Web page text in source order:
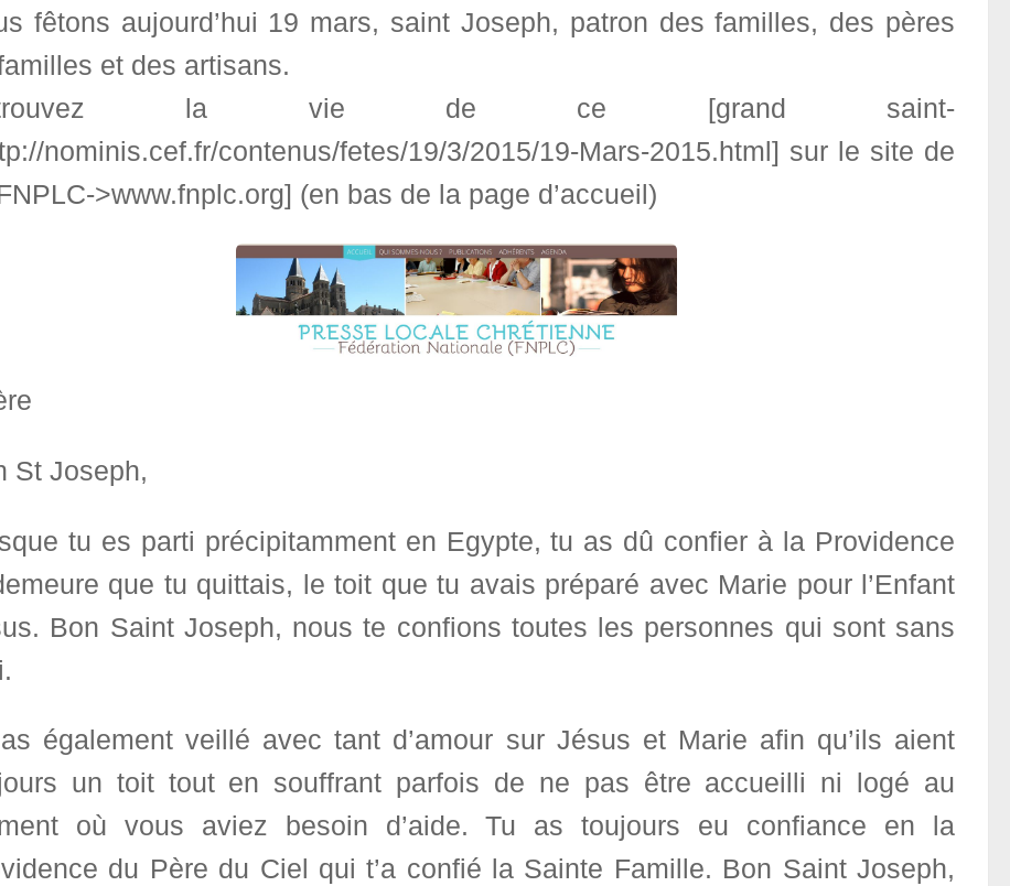
fêtons aujourd’hui 19 mars, saint Joseph, patron des familles, des pères
et des artisans.
la vie de ce [grand saint-
nominis.cef.fr/contenus/fetes/19/3/2015/19-Mars-2015.html] sur le site de
>www.fnplc.org] (en bas de la page d’accueil)
St Joseph,
tu es parti précipitamment en Egypte, tu as dû confier à la Providence
que tu quittais, le toit que tu avais préparé avec Marie pour l’Enfant
Bon Saint Joseph, nous te confions toutes les personnes qui sont sans
également veillé avec tant d’amour sur Jésus et Marie afin qu’ils aient
un toit tout en souffrant parfois de ne pas être accueilli ni logé au
où vous aviez besoin d’aide. Tu as toujours eu confiance en la
du Père du Ciel qui t’a confié la Sainte Famille. Bon Saint Joseph,